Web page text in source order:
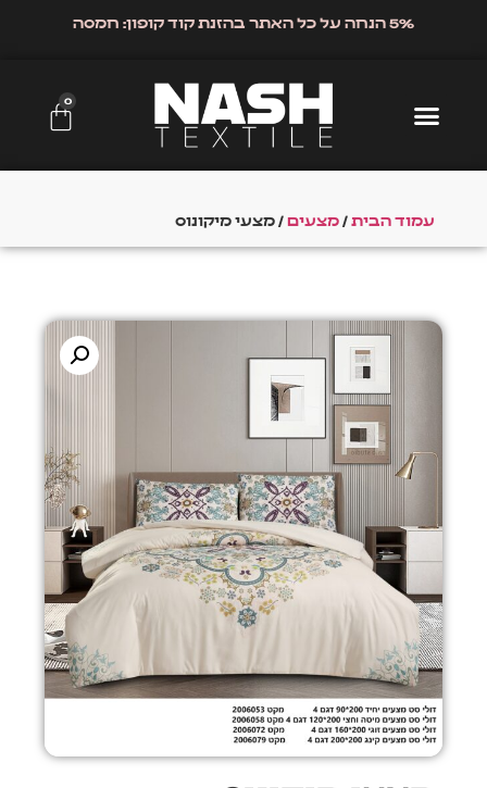
5% הנחה על כל האתר בהזנת קוד קופון: חמסה
0
עמוד הבית/מצעים/ מצעי מיקונוס